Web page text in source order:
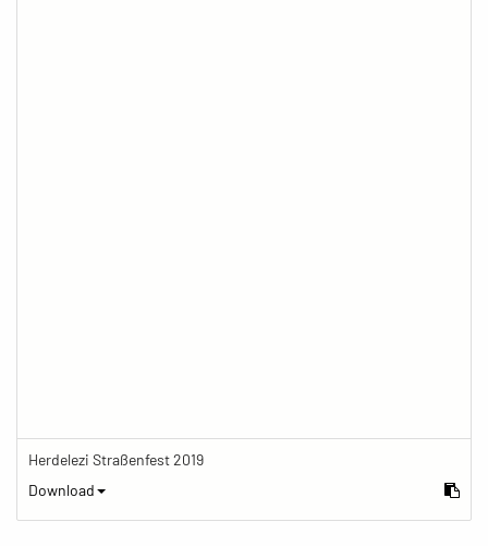
Herdelezi Straßenfest 2019
Download